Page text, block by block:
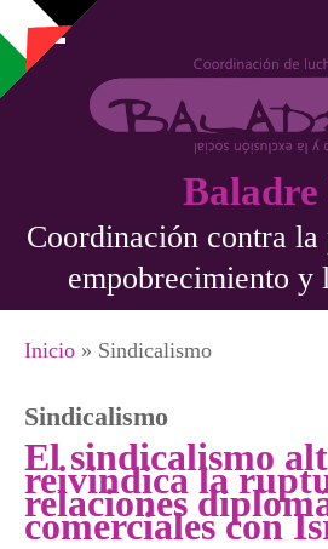
Pasar al contenido principal
Baladre
Coordinación contra
empobrecimiento y
Se encuentra
Inicio » Sindicalismo
Sindicalismo
El sindicalismo
reivindica la
relaciones
comerciales con